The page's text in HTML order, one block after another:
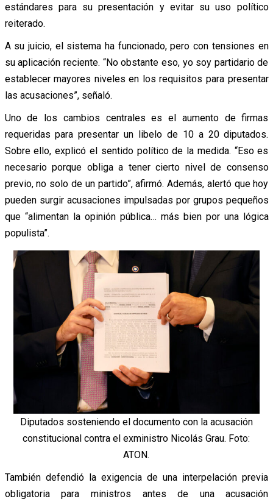
estándares para su presentación y evitar su uso político
reiterado.
A su juicio, el sistema ha funcionado, pero con tensiones en
su aplicación reciente. “No obstante eso, yo soy partidario de
establecer mayores niveles en los requisitos para presentar
las acusaciones”, señaló.
Uno de los cambios centrales es el aumento de firmas
requeridas para presentar un libelo de 10 a 20 diputados.
Sobre ello, explicó el sentido político de la medida. “Eso es
necesario porque obliga a tener cierto nivel de consenso
previo, no solo de un partido”, afirmó. Además, alertó que hoy
pueden surgir acusaciones impulsadas por grupos pequeños
que “alimentan la opinión pública… más bien por una lógica
populista”.
Diputados sosteniendo el documento con la acusación
constitucional contra el exministro Nicolás Grau. Foto:
ATON.
También defendió la exigencia de una interpelación previa
obligatoria para ministros antes de una acusación